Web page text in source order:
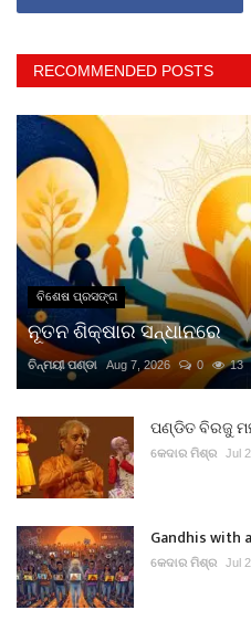
RECOMMENDED POSTS
ବିଶେଷ ପ୍ରସଙ୍ଗ
ନୂତନ ଶିକ୍ଷାର ସନ୍ଧାନରେ
ଚିନ୍ମୟୀ ପଣ୍ଡା Aug 7, 2026 0 13
ପଣ୍ଡିତ ବିରଜୁ
କେଦାର ମିଶ୍ର Jul
Gandhis with
କେଦାର ମିଶ୍ର Jul